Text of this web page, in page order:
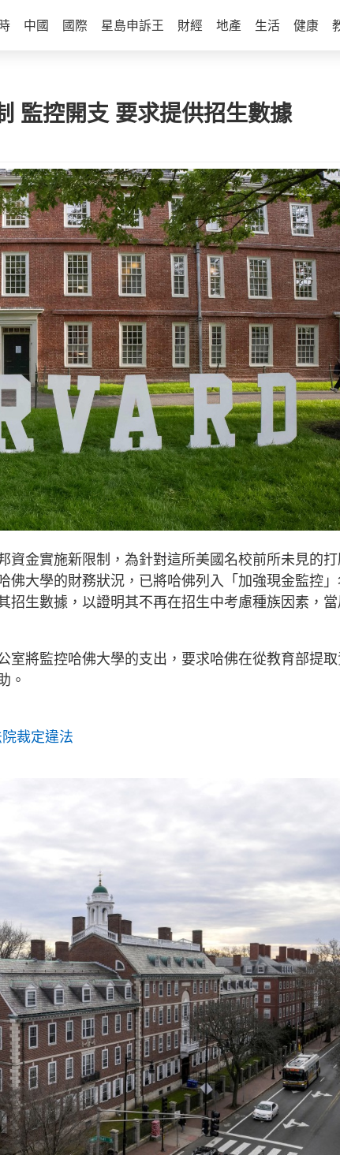
中國 國際 星島申訴王 財經 地產 生活 健康
監控開支 要求提供招生數據
資金實施新限制，為針對這所美國名校前所未見的
佛大學的財務狀況，已將哈佛列入「加強現金監控」
招生數據，以證明其不再在招生中考慮種族因素，
室將監控哈佛大學的支出，要求哈佛在從教育部提
。
裁定違法